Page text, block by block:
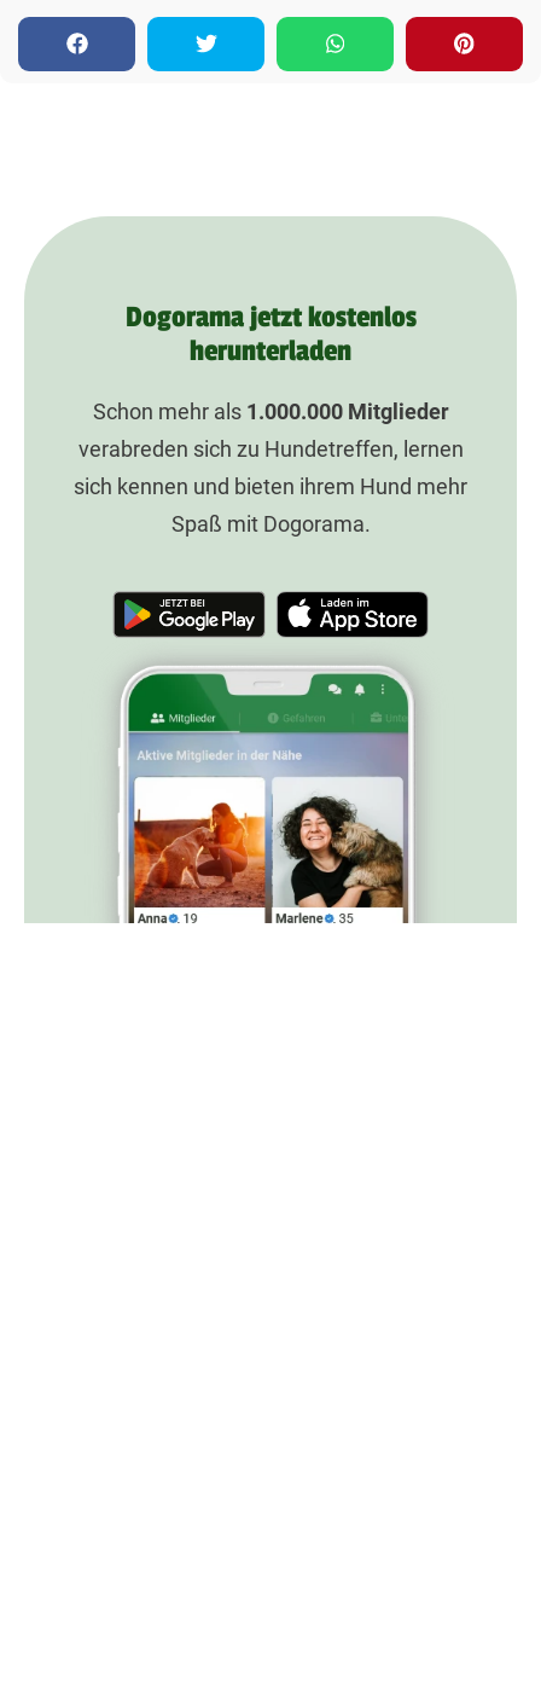
Dogorama jetzt kostenlos
herunterladen
Schon mehr als 1.000.000Mitglieder
verabreden sich zu Hundetreffen, lernen
sich kennen und bieten ihrem Hund mehr
Spaß mit Dogorama.